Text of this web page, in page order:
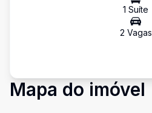
1 Suíte
2 Vagas
Mapa do imóvel